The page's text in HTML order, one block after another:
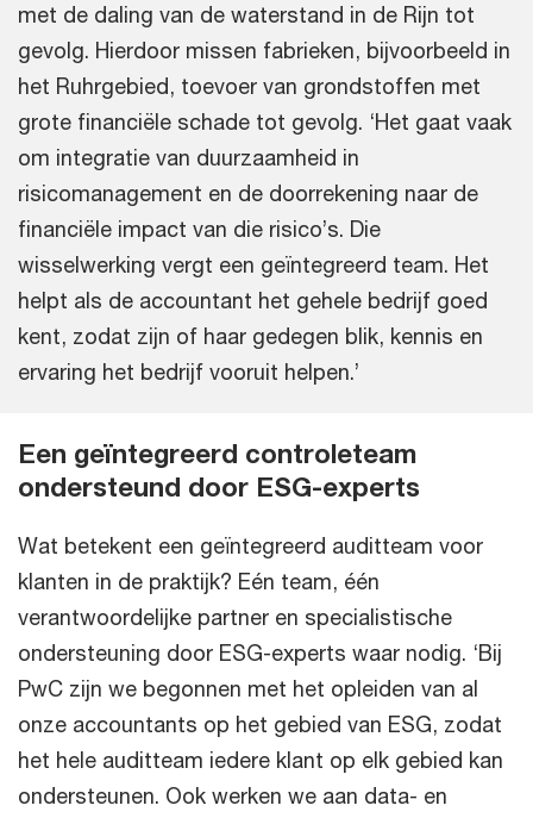
met de daling van de waterstand in de Rijn tot
gevolg. Hierdoor missen fabrieken, bijvoorbeeld in
het Ruhrgebied, toevoer van grondstoffen met
grote financiële schade tot gevolg. ‘Het gaat vaak
om integratie van duurzaamheid in
risicomanagement en de doorrekening naar de
financiële impact van die risico’s. Die
wisselwerking vergt een geïntegreerd team. Het
helpt als de accountant het gehele bedrijf goed
kent, zodat zijn of haar gedegen blik, kennis en
ervaring het bedrijf vooruit helpen.’
Een geïntegreerd controleteam
ondersteund door ESG-experts
Wat betekent een geïntegreerd auditteam voor
klanten in de praktijk? Eén team, één
verantwoordelijke partner en specialistische
ondersteuning door ESG-experts waar nodig. ‘Bij
PwC zijn we begonnen met het opleiden van al
onze accountants op het gebied van ESG, zodat
het hele auditteam iedere klant op elk gebied kan
ondersteunen. Ook werken we aan data- en